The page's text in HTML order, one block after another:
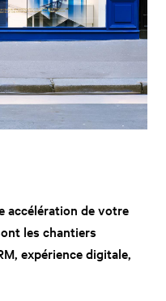
accélération de votre
les chantiers
expérience digitale,